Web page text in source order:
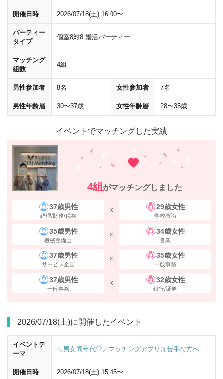
横断歩道を渡って左に曲がってください。 曲がって50mほど進むと、
ヒルトンプラザウエスト
横断歩道を渡り、ヒルトンプラザウエスト に直進してください。
開催日時 2026/07/18(土) 16:00〜
パーティー
タイプ
個室8対8 婚活パーティー
マッチング
組数
4組
男性参加者 8名 女性参加者 7名
男性年齢層 30〜37歳 女性年齢層 28〜35歳
イベントでマッチングした実績
4組 がマッチングしました
37歳男性
経理/財務/税務
29歳女性
学校教諭
35歳男性
機械整備士
34歳女性
営業
37歳男性
サービス企画
35歳女性
一般事務
37歳男性
一般事務
32歳女性
銀行/証券
2026/07/18(土)に開催したイベント
イベントテ
ーマ
＼男女同年代♡／マッチングアプリは苦手な方へ
開催日時 2026/07/18(土) 15:45〜